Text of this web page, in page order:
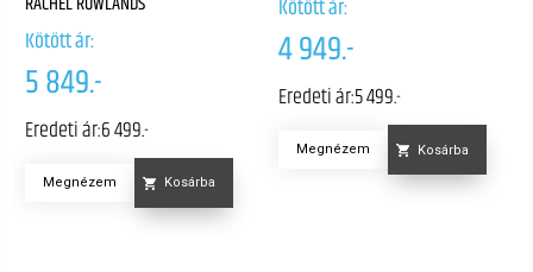
Kötött ár:
5 849.-
Eredeti ár:6 499.-
Megnézem Kosárba
Kötött ár:
4 949.-
Eredeti ár:5 499.-
Megnézem Kosárba